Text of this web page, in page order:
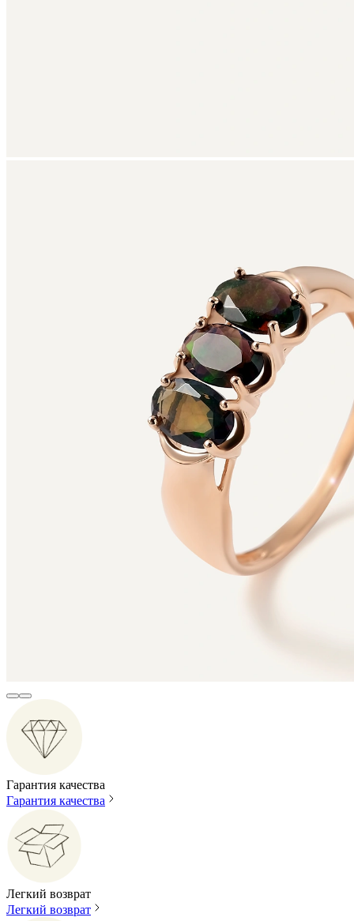
Гарантия качества
Гарантия качества
Легкий возврат
Легкий возврат